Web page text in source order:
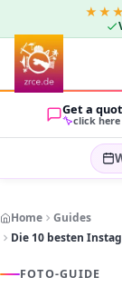
Get a
click here
GUESTS
Home
Guides
Die 10 besten
FOTO-GUIDE